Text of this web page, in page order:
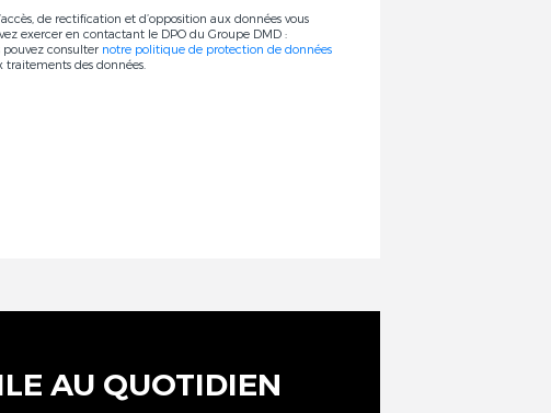
de rectification et d’opposition aux données vous
exercer en contactant le DPO du Groupe DMD :
pouvez consulter notre politique de protection de données
des données.
AU QUOTIDIEN